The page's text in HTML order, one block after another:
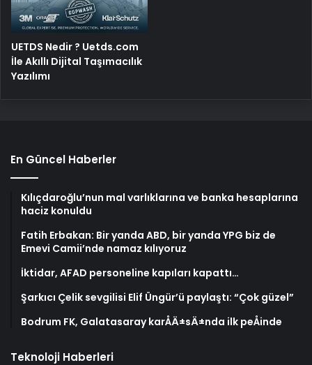
UETDS Nedir ? Uetds.com
İle Akıllı Dijital Taşımacılık
Yazılımı
En Güncel Haberler
Kılıçdaroğlu’nun mal varlıklarına ve banka hesaplarına
haciz konuldu
Fatih Erbakan: Bir yanda ABD, bir yanda YPG biz de
Emevi Camii’nde namaz kılıyoruz
İktidar, AFAD personeline kapıları kapattı…
Şarkıcı Çelik sevgilisi Elif Üngür’ü paylaştı: “Çok güzel”
Bodrum FK, Galatasaray karÅÄ±sÄ±nda ilk peÅinde
Teknoloji Haberleri